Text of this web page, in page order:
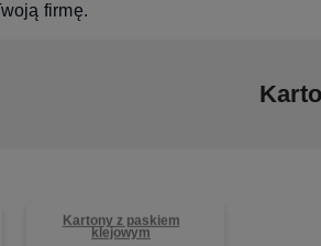
i zapewniasz miejsca pracy w kraju.
firmę.
Kartony z paskiem
klejowym